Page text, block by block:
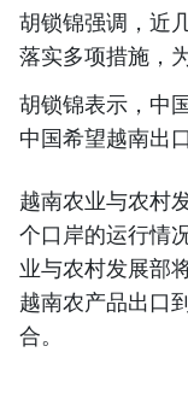
胡锁锦强调，近
落实多项措施，
胡锁锦表示，中
中国希望越南出
越南农业与农村
个口岸的运行情
业与农村发展部
越南农产品出口
合。